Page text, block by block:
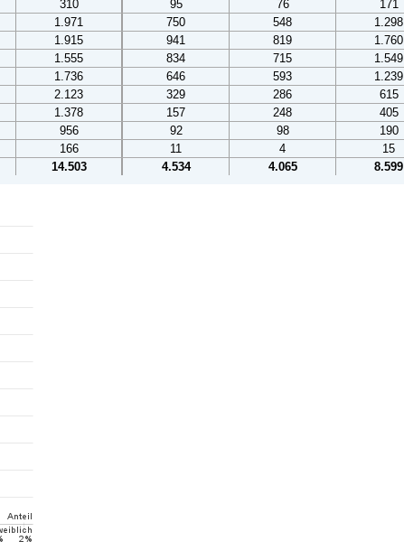
310 95 76 171
1.971 750 548 1.298
1.915 941 819 1.760
1.555 834 715 1.549
1.736 646 593 1.239
2.123 329 286 615
1.378 157 248 405
956 92 98 190
166 11 4 15
14.503 4.534 4.065 8.599